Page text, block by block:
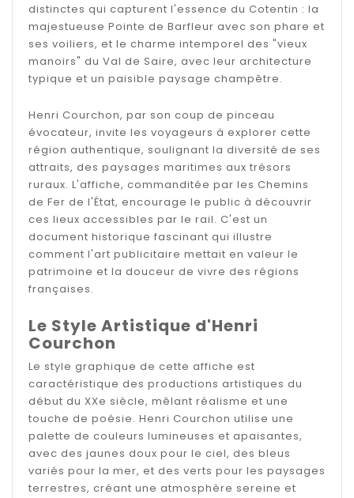
distinctes qui capturent l'essence du Cotentin : la
majestueuse Pointe de Barfleur avec son phare et
ses voiliers, et le charme intemporel des "vieux
manoirs" du Val de Saire, avec leur architecture
typique et un paisible paysage champêtre.
Henri Courchon, par son coup de pinceau
évocateur, invite les voyageurs à explorer cette
région authentique, soulignant la diversité de ses
attraits, des paysages maritimes aux trésors
ruraux. L'affiche, commanditée par les Chemins
de Fer de l'État, encourage le public à découvrir
ces lieux accessibles par le rail. C'est un
document historique fascinant qui illustre
comment l'art publicitaire mettait en valeur le
patrimoine et la douceur de vivre des régions
françaises.
Le Style Artistique d'Henri
Courchon
Le style graphique de cette affiche est
caractéristique des productions artistiques du
début du XXe siècle, mêlant réalisme et une
touche de poésie. Henri Courchon utilise une
palette de couleurs lumineuses et apaisantes,
avec des jaunes doux pour le ciel, des bleus
variés pour la mer, et des verts pour les paysages
terrestres, créant une atmosphère sereine et